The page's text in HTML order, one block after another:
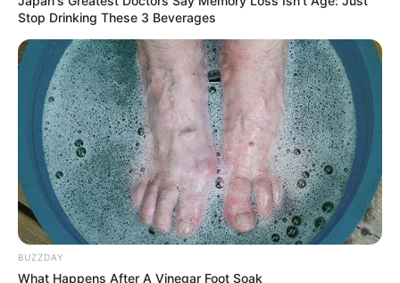
Stop Drinking These 3 Beverages
BUZZDAY
What Happens After A Vinegar Foot Soak